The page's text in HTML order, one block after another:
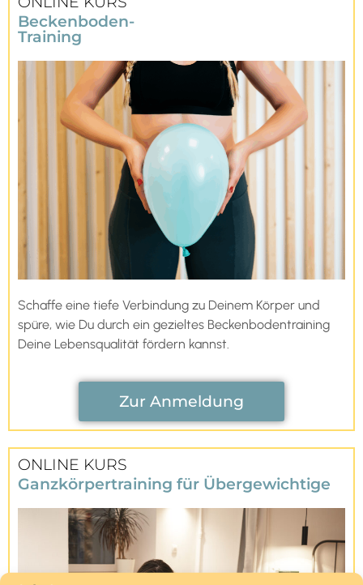
Beckenboden-
Training
Schaffe eine tiefe Verbindung zu Deinem Körper und
spüre, wie Du durch ein gezieltes Beckenbodentraining
Deine Lebensqualität fördern kannst.
Zur Anmeldung
ONLINE KURS
Ganzkörpertraining für Übergewichtige